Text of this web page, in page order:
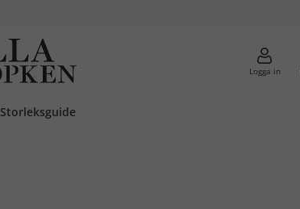
Logga in
Storleksguide